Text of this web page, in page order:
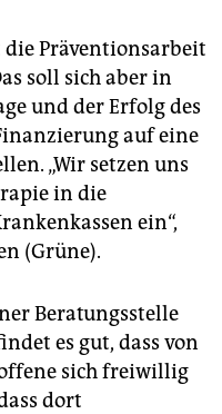
Präventionsarbeit
soll sich aber in
und der Erfolg des
auf eine
„Wir setzen uns
in die
ein“,
(Grüne).
Beratungsstelle
es gut, dass von
sich freiwillig
dort